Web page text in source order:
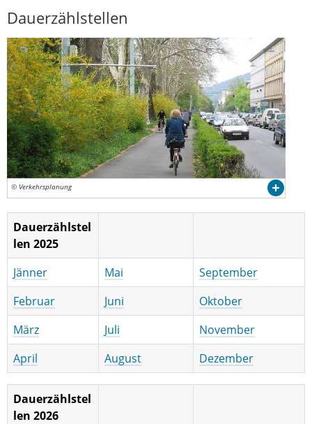
Dauerzählstellen
© Verkehrsplanung
Dauerzählstel
len 2025
Jänner
Mai
September
Februar
Juni
Oktober
März
Juli
November
April
August Dezember
Dauerzählstel
len 2026